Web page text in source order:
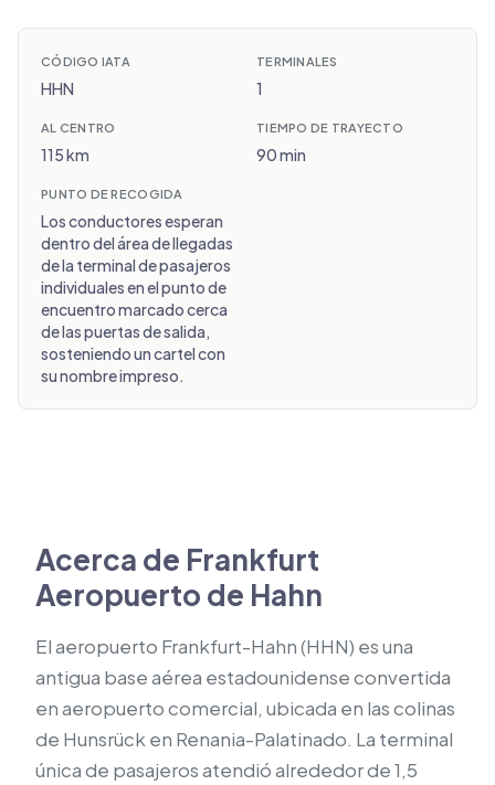
CÓDIGO IATA
HHN
TERMINALES
1
AL CENTRO
115 km
TIEMPO DE TRAYECTO
90 min
PUNTO DE RECOGIDA
Los conductores esperan
dentro del área de llegadas
de la terminal de pasajeros
individuales en el punto de
encuentro marcado cerca
de las puertas de salida,
sosteniendo un cartel con
su nombre impreso.
Acerca de Frankfurt
Aeropuerto de Hahn
El aeropuerto Frankfurt-Hahn (HHN) es una
antigua base aérea estadounidense convertida
en aeropuerto comercial, ubicada en las colinas
de Hunsrück en Renania-Palatinado. La terminal
única de pasajeros atendió alrededor de 1,5